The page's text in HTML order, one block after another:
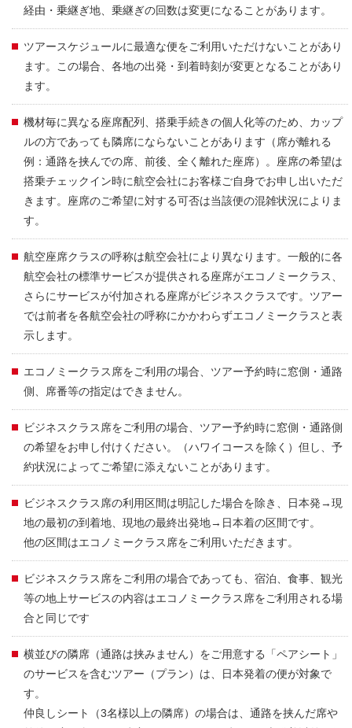
経由・乗継ぎ地、乗継ぎの回数は変更になることがあります。
ツアースケジュールに最適な便をご利用いただけないことがあり
ます。この場合、各地の出発・到着時刻が変更となることがあり
ます。
機材毎に異なる座席配列、搭乗手続きの個人化等のため、カップ
ルの方であっても隣席にならないことがあります（席が離れる
例：通路を挟んでの席、前後、全く離れた座席）。座席の希望は
搭乗チェックイン時に航空会社にお客様ご自身でお申し出いただ
きます。座席のご希望に対する可否は当該便の混雑状況によりま
す。
航空座席クラスの呼称は航空会社により異なります。一般的に各
航空会社の標準サービスが提供される座席がエコノミークラス、
さらにサービスが付加される座席がビジネスクラスです。ツアー
では前者を各航空会社の呼称にかかわらずエコノミークラスと表
示します。
エコノミークラス席をご利用の場合、ツアー予約時に窓側・通路
側、席番等の指定はできません。
ビジネスクラス席をご利用の場合、ツアー予約時に窓側・通路側
の希望をお申し付けください。（ハワイコースを除く）但し、予
約状況によってご希望に添えないことがあります。
ビジネスクラス席の利用区間は明記した場合を除き、日本発→現
地の最初の到着地、現地の最終出発地→日本着の区間です。
他の区間はエコノミークラス席をご利用いただきます。
ビジネスクラス席をご利用の場合であっても、宿泊、食事、観光
等の地上サービスの内容はエコノミークラス席をご利用される場
合と同じです
横並びの隣席（通路は挟みません）をご用意する「ペアシート」
のサービスを含むツアー（プラン）は、日本発着の便が対象で
す。
仲良しシート（3名様以上の隣席）の場合は、通路を挟んだ席や